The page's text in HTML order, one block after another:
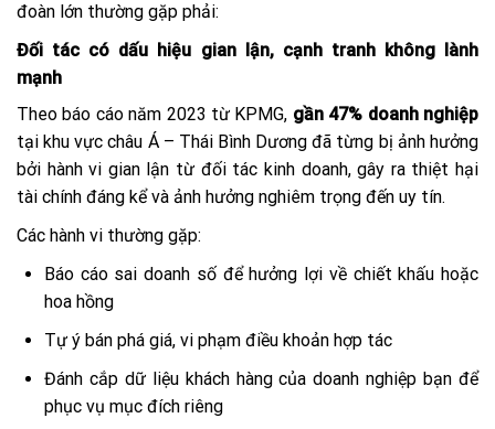
đoàn lớn thường gặp phải:
Đối tác có dấu hiệu gian lận, cạnh tranh không lành
mạnh
Theo báo cáo năm 2023 từ KPMG, gần 47% doanh nghiệp
tại khu vực châu Á – Thái Bình Dương đã từng bị ảnh hưởng
bởi hành vi gian lận từ đối tác kinh doanh, gây ra thiệt hại
tài chính đáng kể và ảnh hưởng nghiêm trọng đến uy tín.
Các hành vi thường gặp:
Báo cáo sai doanh số để hưởng lợi về chiết khấu hoặc
hoa hồng
Tự ý bán phá giá, vi phạm điều khoản hợp tác
Đánh cắp dữ liệu khách hàng của doanh nghiệp bạn để
phục vụ mục đích riêng